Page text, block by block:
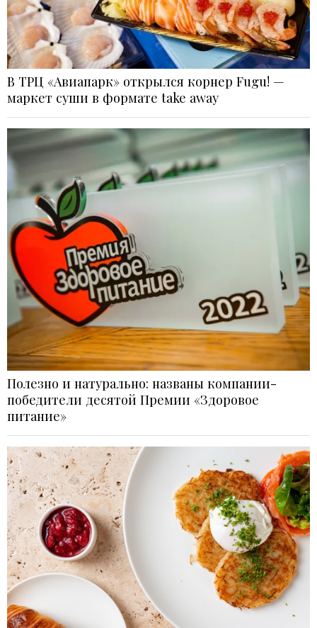
В ТРЦ «Авиапарк» открылся корнер Fugu! —
маркет суши в формате take away
Полезно и натурально: названы компании-
победители десятой Премии «Здоровое
питание»